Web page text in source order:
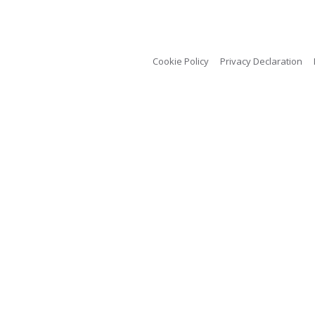
Cookie Policy Privacy Declaration